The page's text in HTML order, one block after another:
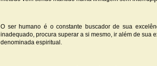
O ser humano é o constante buscador de sua
inadequado, procura superar a si mesmo, ir além de sua
denominada espiritual.